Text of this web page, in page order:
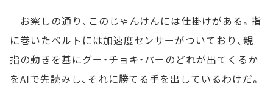
お察しの通り、このじゃんけんには仕掛けがある。指
に巻いたベルトには加速度センサーがついており、親
指の動きを基にグー・チョキ・パーのどれが出てくるか
をAIで先読みし、それに勝てる手を出しているわけだ。